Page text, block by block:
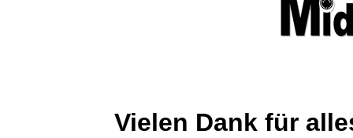
Vielen Dank für